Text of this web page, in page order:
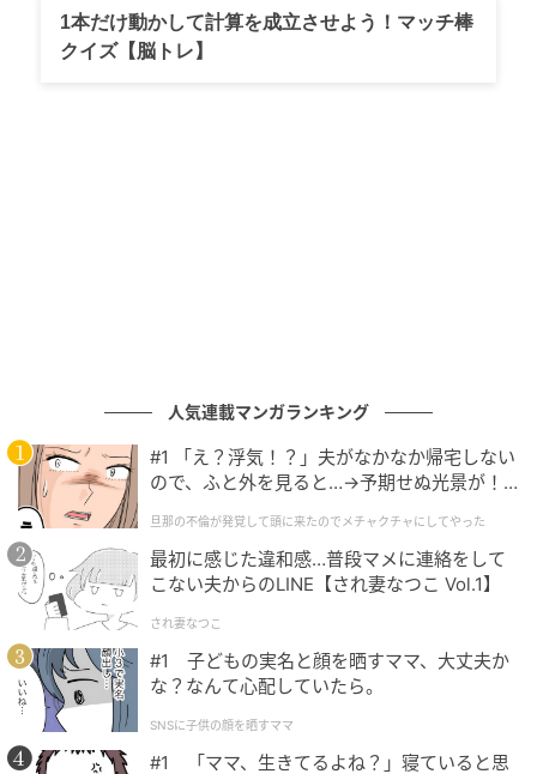
分析期間：3月29日19時10分～30日10時
「つば九郎、おかえり」
SNS上のコメントを見ると、東京ヤクルトスワローズ
のマスコット「つば九郎」が約1年の休止を経て、3月
31日の神宮開幕戦から復帰を果たす特別動画に対し、
ファンから涙と歓喜の声が殺到しています。「待って
ましたー！！！！！つば九郎センセイ！！！！！」
「つば九郎おかえりなさい 無理しないでゆっくりね」
と温かい歓迎の言葉で溢れています。また、動画内に
登場するブルペン捕手を務める江花正直さんのコメン
トに対し「正直兄さんのコメントで泣いてしまいまし
た」「開始30秒でめからあせ…」と涙腺崩壊したとい
1本だけ動かして計算を成立させよう！マッチ棒
クイズ【脳トレ】
人気連載マンガランキング
#1 「え？浮気！？」夫がなかなか帰宅しない
ので、ふと外を見ると…→予期せぬ光景が！
クチャにしてやった
旦那の不倫が発覚して頭に来たのでメチャクチャにしてやった
最初に感じた違和感…普段マメに連絡をして
こない夫からのLINE【され妻なつこ Vol.1】
され妻なつこ
#1 子どもの実名と顔を晒すママ、大丈夫か
な？なんて心配していたら。
SNSに子供の顔を晒すママ
#1 「ママ、生きてるよね？」寝ていると思